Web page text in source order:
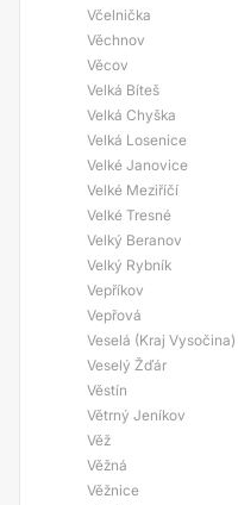
Včelnička
Věchnov
Věcov
Velká Bíteš
Velká Chyška
Velká Losenice
Velké Janovice
Velké Meziříčí
Velké Tresné
Velký Beranov
Velký Rybník
Vepříkov
Vepřová
Veselá (Kraj Vysočina)
Veselý Žďár
Věstín
Větrný Jeníkov
Věž
Věžná
Věžnice